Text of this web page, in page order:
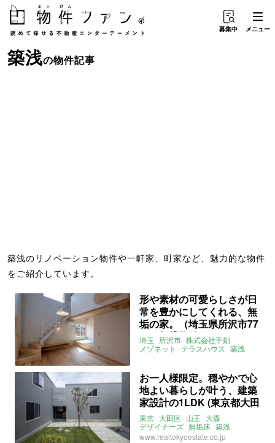
募集中 メニュー
築浅の物件記事
築浅のリノベーション物件や一軒家、町家など、魅力的な物件
をご紹介しています。
形や素材の可愛らしさが日
常を豊かにしてくれる、無
垢の家。（埼玉県所沢市77
㎡の賃貸物件）
埼玉 所沢市 株式会社千刻
メゾネット
テラスハウス 築浅
お一人様限定。穏やかで心
地よい暮らしが叶う、建築
家設計の1LDK (東京都大田
区41㎡の賃貸物件)
東京 大田区 山王 大森
デザイナーズ 無垢床 築浅
一人暮らし
1LDK 賃貸
www.realtokyoestate.co.jp